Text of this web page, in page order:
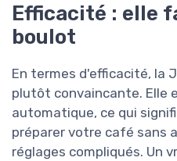
Efficacité : elle
boulot
En termes d'efficacité, la
plutôt convaincante. Elle
automatique, ce qui
préparer votre café sans
réglages compliqués. Un